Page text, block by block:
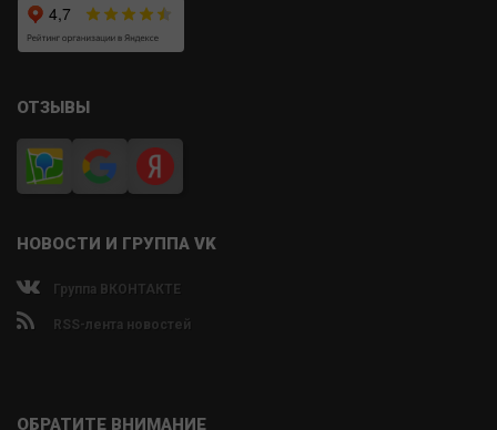
ОТЗЫВЫ
НОВОСТИ И ГРУППА VK
Группа ВКОНТАКТЕ
RSS-лента новостей
ОБРАТИТЕ ВНИМАНИЕ